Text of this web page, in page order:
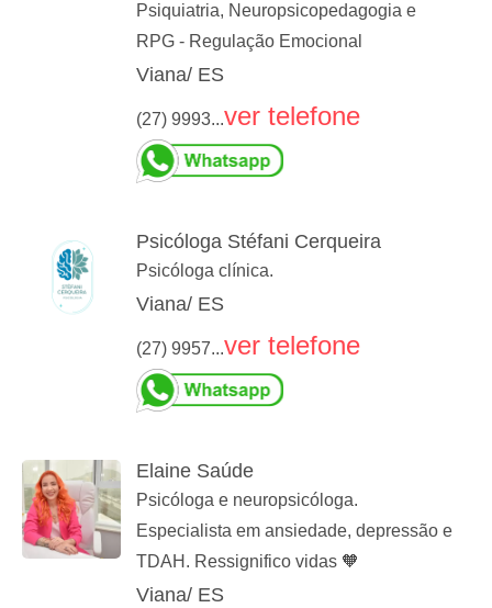
Psiquiatria, Neuropsicopedagogia e
RPG - Regulação Emocional
Viana/ ES
(27) 9993...ver telefone
Psicóloga Stéfani Cerqueira
Psicóloga clínica.
Viana/ ES
(27) 9957...ver telefone
Elaine Saúde
Psicóloga e neuropsicóloga.
Especialista em ansiedade, depressão e
TDAH. Ressignifico vidas 🧡
Viana/ ES